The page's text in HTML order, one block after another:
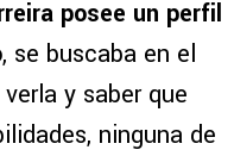
posee un perfil
, se buscaba en el
y saber que
ninguna de